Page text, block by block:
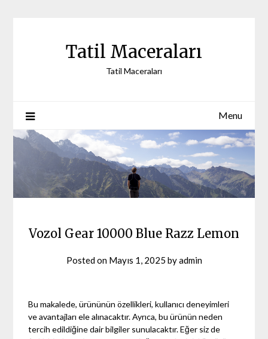
Tatil Maceraları
Tatil Maceraları
Menu
Vozol Gear 10000 Blue Razz Lemon
Posted on Mayıs 1, 2025 byadmin
Bu makalede, ürününün özellikleri, kullanıcı deneyimleri
ve avantajları ele alınacaktır. Ayrıca, bu ürünün neden
tercih edildiğine dair bilgiler sunulacaktır. Eğer siz de